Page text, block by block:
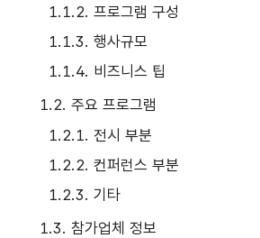
1.1.2. 프로그램 구성
1.1.3. 행사규모
1.1.4. 비즈니스 팁
1.2. 주요 프로그램
1.2.1. 전시 부분
1.2.2. 컨퍼런스 부분
1.2.3. 기타
1.3. 참가업체 정보